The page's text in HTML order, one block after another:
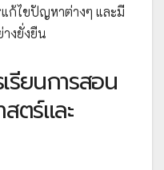
ก้ไขปัญหาต่างๆ และมี
งยั่งยืน
รียนการสอน
ตร์และ